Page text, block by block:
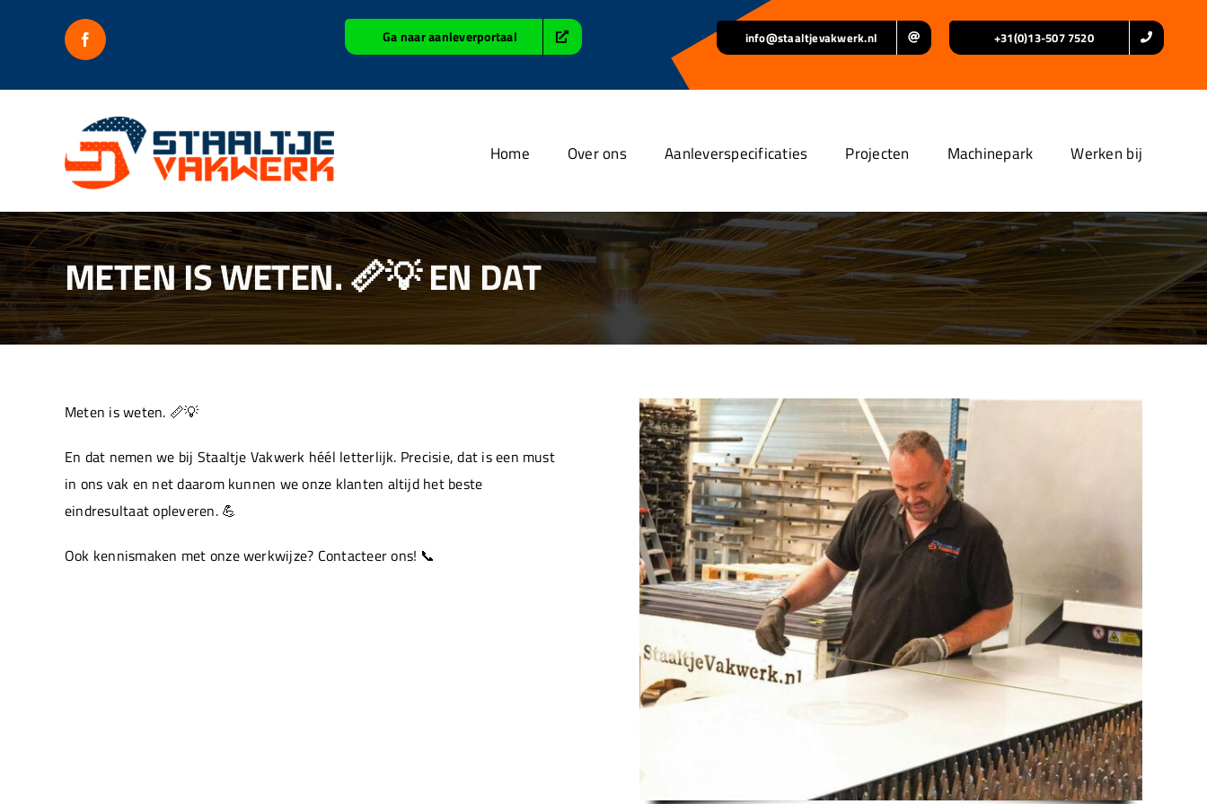
Ga naar aanleverportaal info@staaltjevakwerk.nl +31(0)13-507 7520
Home Over ons Aanleverspecificaties Projecten Machinepark Werken bij
METEN IS WETEN. 📏💡 EN DAT
Meten is weten. 📏💡
En dat nemen we bij Staaltje Vakwerk héél letterlijk. Precisie, dat is een must
in ons vak en net daarom kunnen we onze klanten altijd het beste
eindresultaat opleveren. 💪
Ook kennismaken met onze werkwijze? Contacteer ons! 📞